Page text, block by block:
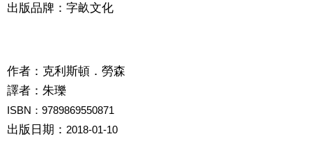
出版品牌：字畝文化
作者： 克利斯頓．勞森
譯者： 朱瓅
ISBN：9789869550871
出版日期： 2018-01-10